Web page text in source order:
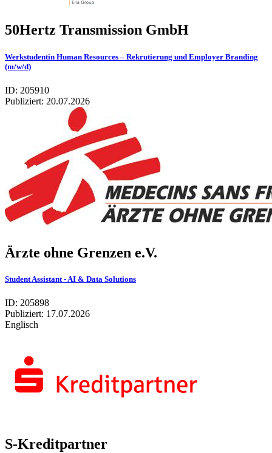
50Hertz Transmission GmbH
Werkstudentin Human Resources – Rekrutierung und Employer Branding
(m/w/d)
ID: 205910
Publiziert: 20.07.2026
Ärzte ohne Gren­zen e.V.
Student Assistant - AI & Data Solutions
ID: 205898
Publiziert: 17.07.2026
Englisch
S-Kreditpartner